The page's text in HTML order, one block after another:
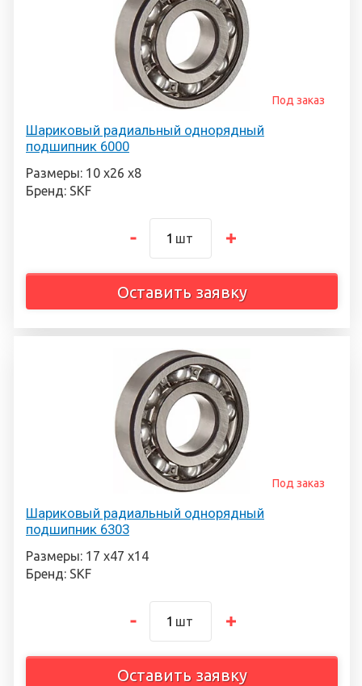
Шариковый радиальный однорядный
подшипник 6000
Под заказ
Размеры: 10 х26 х8
Бренд: SKF
шт
Оставить заявку
Шариковый радиальный однорядный
подшипник 6303
Под заказ
Размеры: 17 х47 х14
Бренд: SKF
шт
Оставить заявку